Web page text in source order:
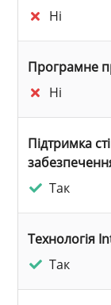
Ні
Програмне
Ні
Підтримка
Так
Технологія
Так